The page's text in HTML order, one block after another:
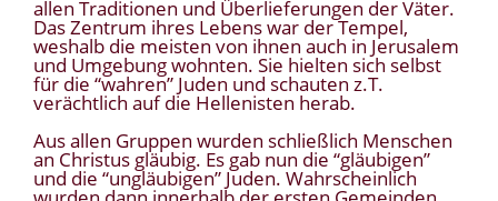
allen Traditionen und Überlieferungen der Väter.
Das Zentrum ihres Lebens war der Tempel,
weshalb die meisten von ihnen auch in Jerusalem
und Umgebung wohnten. Sie hielten sich selbst
für die “wahren” Juden und schauten z.T.
verächtlich auf die Hellenisten herab.
Aus allen Gruppen wurden schließlich Menschen
an Christus gläubig. Es gab nun die “gläubigen”
und die “ungläubigen” Juden. Wahrscheinlich